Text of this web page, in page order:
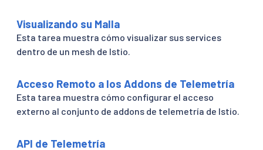
Visualizando su Malla
Esta tarea muestra cómo visualizar sus services
dentro de un mesh de Istio.
Acceso Remoto a los Addons de Telemetría
Esta tarea muestra cómo configurar el acceso
externo al conjunto de addons de telemetría de Istio.
API de Telemetría